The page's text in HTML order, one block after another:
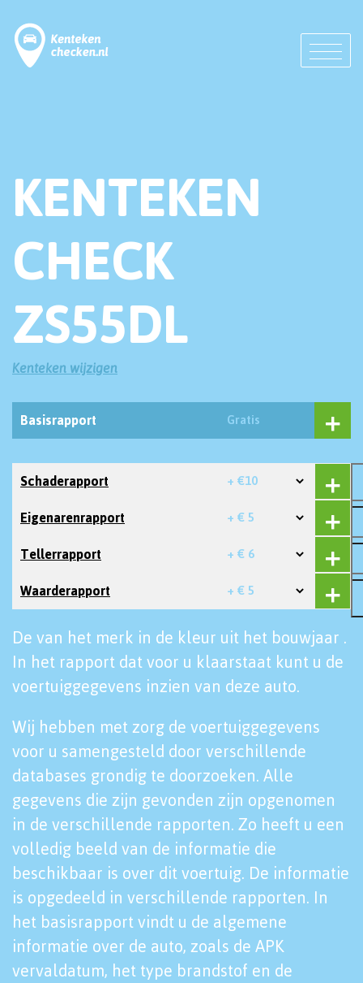
KENTEKEN
CHECK
ZS55DL
Kenteken wijzigen
Basisrapport Gratis
Schaderapport + €10
Eigenarenrapport + € 5
Tellerrapport + € 6
Waarderapport + € 5
De van het merk in de kleur uit het bouwjaar .
In het rapport dat voor u klaarstaat kunt u de
voertuiggegevens inzien van deze auto.
Wij hebben met zorg de voertuiggegevens
voor u samengesteld door verschillende
databases grondig te doorzoeken. Alle
gegevens die zijn gevonden zijn opgenomen
in de verschillende rapporten. Zo heeft u een
volledig beeld van de informatie die
beschikbaar is over dit voertuig. De informatie
is opgedeeld in verschillende rapporten. In
het basisrapport vindt u de algemene
informatie over de auto, zoals de APK
vervaldatum, het type brandstof en de